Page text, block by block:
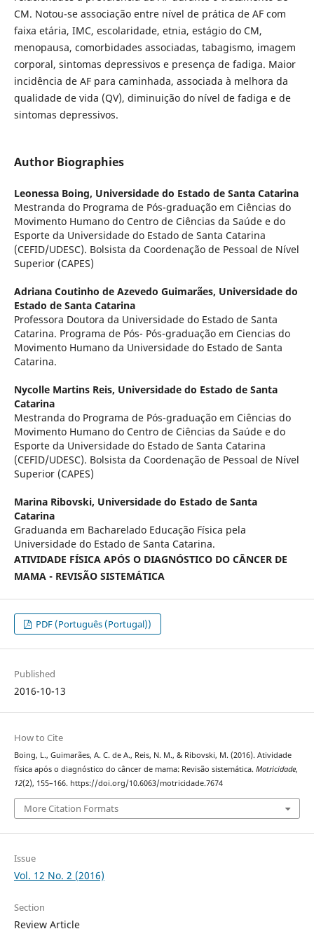
CM. Notou-se associação entre nível de prática de AF com
faixa etária, IMC, escolaridade, etnia, estágio do CM,
menopausa, comorbidades associadas, tabagismo, imagem
corporal, sintomas depressivos e presença de fadiga. Maior
incidência de AF para caminhada, associada à melhora da
qualidade de vida (QV), diminuição do nível de fadiga e de
sintomas depressivos.
Author Biographies
Leonessa Boing, Universidade do Estado de Santa Catarina
Mestranda do Programa de Pós-graduação em Ciências do
Movimento Humano do Centro de Ciências da Saúde e do
Esporte da Universidade do Estado de Santa Catarina
(CEFID/UDESC). Bolsista da Coordenação de Pessoal de Nível
Superior (CAPES)
Adriana Coutinho de Azevedo Guimarães, Universidade do
Estado de Santa Catarina
Professora Doutora da Universidade do Estado de Santa
Catarina. Programa de Pós- Pós-graduação em Ciencias do
Movimento Humano da Universidade do Estado de Santa
Catarina.
Nycolle Martins Reis, Universidade do Estado de Santa
Catarina
Mestranda do Programa de Pós-graduação em Ciências do
Movimento Humano do Centro de Ciências da Saúde e do
Esporte da Universidade do Estado de Santa Catarina
(CEFID/UDESC). Bolsista da Coordenação de Pessoal de Nível
Superior (CAPES)
Marina Ribovski, Universidade do Estado de Santa
Catarina
Graduanda em Bacharelado Educação Física pela
Universidade do Estado de Santa Catarina.
ATIVIDADE FÍSICA APÓS O DIAGNÓSTICO DO CÂNCER DE
MAMA - REVISÃO SISTEMÁTICA
PDF (Português (Portugal))
Published
2016-10-13
How to Cite
Boing, L., Guimarães, A. C. de A., Reis, N. M., & Ribovski, M. (2016). Atividade
física após o diagnóstico do câncer de mama: Revisão sistemática. Motricidade,
12(2), 155–166. https://doi.org/10.6063/motricidade.7674
More Citation Formats
Issue
Vol. 12 No. 2 (2016)
Section
Review Article